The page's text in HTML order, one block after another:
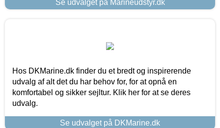
Se udvalget på Marineudstyr.dk
Hos DKMarine.dk finder du et bredt og inspirerende
udvalg af alt det du har behov for, for at opnå en
komfortabel og sikker sejltur. Klik her for at se deres
udvalg.
Se udvalget på DKMarine.dk